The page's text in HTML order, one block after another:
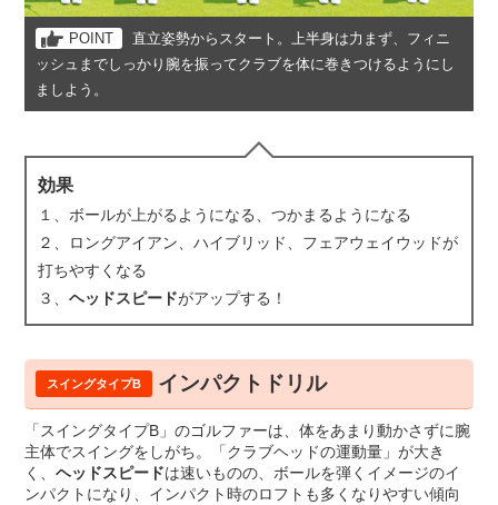
POINT
直立姿勢からスタート。上半身は力まず、フィニ
ッシュまでしっかり腕を振ってクラブを体に巻きつけるようにし
ましよう。
効果
１、ボールが上がるようになる、つかまるようになる
２、ロングアイアン、ハイブリッド、フェアウェイウッドが
打ちやすくなる
３、ヘッドスピードがアップする！
スイングタイプB インパクトドリル
「スイングタイプB」のゴルファーは、体をあまり動かさずに腕
主体でスイングをしがち。「クラブヘッドの運動量」が大き
く、ヘッドスピードは速いものの、ボールを弾くイメージのイ
ンパクトになり、インパクト時のロフトも多くなりやすい傾向